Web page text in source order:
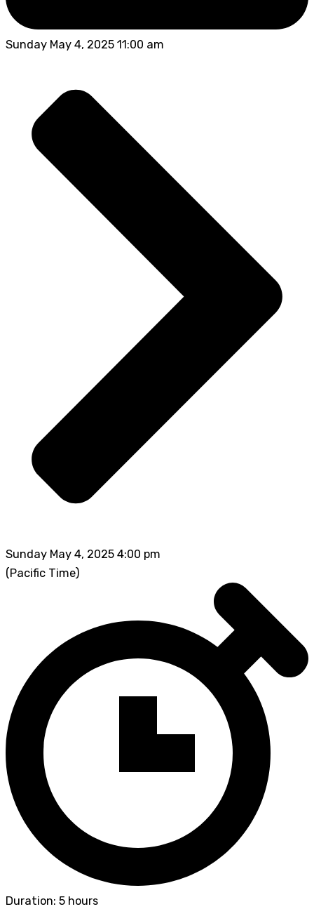
Sunday May 4, 2025 11:00 am
Sunday May 4, 2025 4:00 pm
(Pacific Time)
Duration: 5 hours